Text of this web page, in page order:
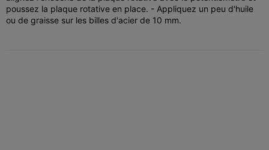
poussez la plaque rotative en place. - Appliquez un peu d'huile
ou de graisse sur les billes d'acier de 10 mm.